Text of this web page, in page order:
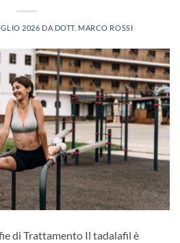
2026 DA DOTT. MARCO ROSSI
di Trattamento Il tadalafil è